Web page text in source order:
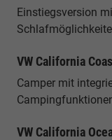
Einstiegsversion
VW California
Camper mit
VW California